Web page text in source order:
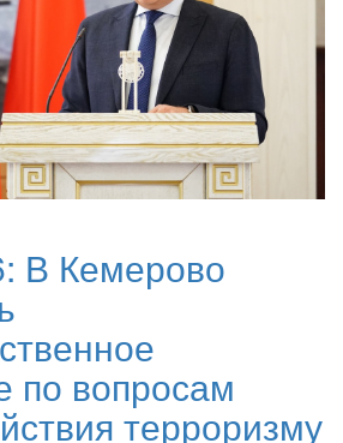
В Кемерово
по вопросам
терроризму